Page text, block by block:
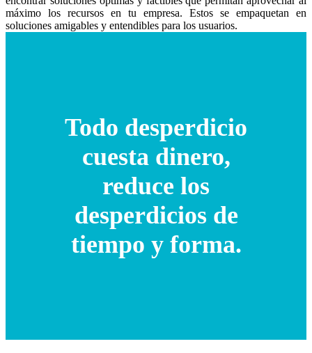
máximo los recursos en tu empresa. Estos se empaquetan en
soluciones amigables y entendibles para los usuarios.
Todo desperdicio
cuesta dinero,
reduce los
desperdicios de
tiempo y forma.